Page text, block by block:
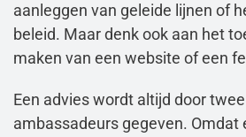
aanleggen van geleide lijnen of
beleid. Maar denk ook aan het
maken van een website of een
Een advies wordt altijd door
ambassadeurs gegeven. Omdat